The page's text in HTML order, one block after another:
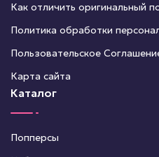
Как отличить оригинальный
Политика обработки
Пользовательское
Карта сайта
Каталог
Попперсы